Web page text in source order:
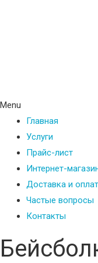
Menu
Главная
Услуги
Прайс-лист
Интернет-
Доставка и
Частые вопросы
Контакты